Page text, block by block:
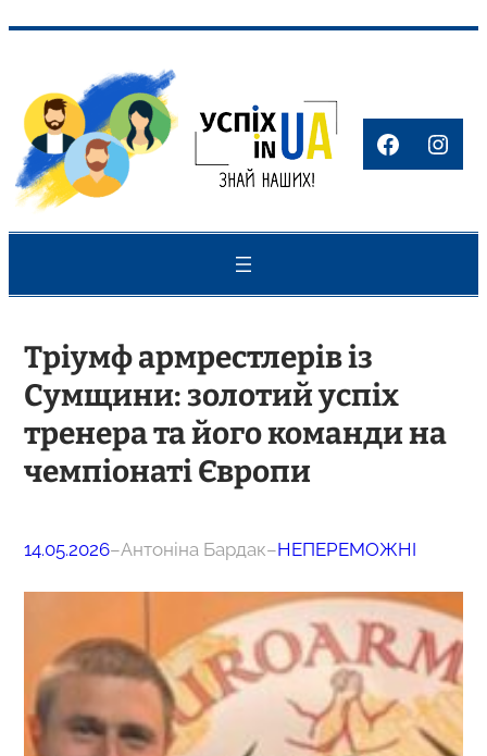
вмісту
Тріумф армрестлерів із
Сумщини: золотий успіх
тренера та його команди на
чемпіонаті Європи
14.05.2026–Антоніна Бардак–НЕПЕРЕМОЖНІ